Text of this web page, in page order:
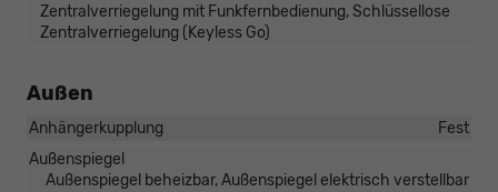
Zentralverriegelung mit Funkfernbedienung, Schlüssellose
Zentralverriegelung (Keyless Go)
Außen
Anhängerkupplung
Fest
Außenspiegel
Außenspiegel beheizbar, Außenspiegel elektrisch verstellbar